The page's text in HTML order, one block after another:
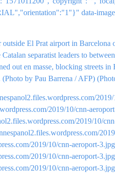
data-
El Prat airport in Barcelona
Catalan separatist leaders to
out en masse, blocking streets
(Photo by Pau Barrena / AFP)
2019/10/cnn-
2019/10/
2019/10/cnn-aeroport-
2019/10/cnn-aeroport-
2019/10/cnn-aeroport-